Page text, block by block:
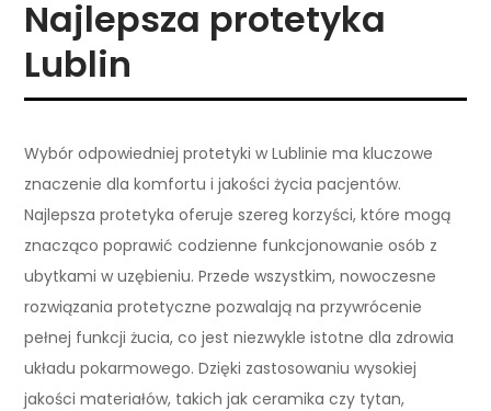
Najlepsza protetyka
Lublin
Wybór odpowiedniej protetyki w Lublinie ma kluczowe
znaczenie dla komfortu i jakości życia pacjentów.
Najlepsza protetyka oferuje szereg korzyści, które mogą
znacząco poprawić codzienne funkcjonowanie osób z
ubytkami w uzębieniu. Przede wszystkim, nowoczesne
rozwiązania protetyczne pozwalają na przywrócenie
pełnej funkcji żucia, co jest niezwykle istotne dla zdrowia
układu pokarmowego. Dzięki zastosowaniu wysokiej
jakości materiałów, takich jak ceramika czy tytan,